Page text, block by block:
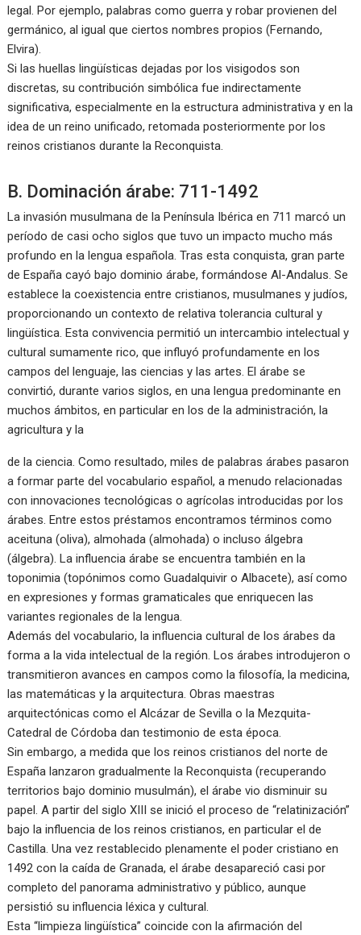
legal. Por ejemplo, palabras como guerra y robar provienen del
germánico, al igual que ciertos nombres propios (Fernando,
Elvira).
Si las huellas lingüísticas dejadas por los visigodos son
discretas, su contribución simbólica fue indirectamente
significativa, especialmente en la estructura administrativa y en la
idea de un reino unificado, retomada posteriormente por los
reinos cristianos durante la Reconquista.
B. Dominación árabe: 711-1492
La invasión musulmana de la Península Ibérica en 711 marcó un
período de casi ocho siglos que tuvo un impacto mucho más
profundo en la lengua española. Tras esta conquista, gran parte
de España cayó bajo dominio árabe, formándose Al-Andalus. Se
establece la coexistencia entre cristianos, musulmanes y judíos,
proporcionando un contexto de relativa tolerancia cultural y
lingüística. Esta convivencia permitió un intercambio intelectual y
cultural sumamente rico, que influyó profundamente en los
campos del lenguaje, las ciencias y las artes. El árabe se
convirtió, durante varios siglos, en una lengua predominante en
muchos ámbitos, en particular en los de la administración, la
agricultura y la
de la ciencia. Como resultado, miles de palabras árabes pasaron
a formar parte del vocabulario español, a menudo relacionadas
con innovaciones tecnológicas o agrícolas introducidas por los
árabes. Entre estos préstamos encontramos términos como
aceituna (oliva), almohada (almohada) o incluso álgebra
(álgebra). La influencia árabe se encuentra también en la
toponimia (topónimos como Guadalquivir o Albacete), así como
en expresiones y formas gramaticales que enriquecen las
variantes regionales de la lengua.
Además del vocabulario, la influencia cultural de los árabes da
forma a la vida intelectual de la región. Los árabes introdujeron o
transmitieron avances en campos como la filosofía, la medicina,
las matemáticas y la arquitectura. Obras maestras
arquitectónicas como el Alcázar de Sevilla o la Mezquita-
Catedral de Córdoba dan testimonio de esta época.
Sin embargo, a medida que los reinos cristianos del norte de
España lanzaron gradualmente la Reconquista (recuperando
territorios bajo dominio musulmán), el árabe vio disminuir su
papel. A partir del siglo XIII se inició el proceso de “relatinización”
bajo la influencia de los reinos cristianos, en particular el de
Castilla. Una vez restablecido plenamente el poder cristiano en
1492 con la caída de Granada, el árabe desapareció casi por
completo del panorama administrativo y público, aunque
persistió su influencia léxica y cultural.
Esta “limpieza lingüística” coincide con la afirmación del